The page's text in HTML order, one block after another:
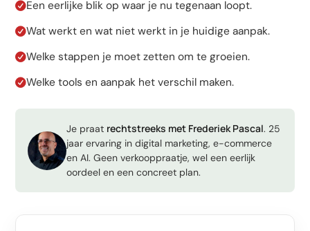
AI-agents
Marketing automation
Een eerlijke blik op waar je nu tegenaan loopt.
Wat werkt en wat niet werkt in je huidige aanpak.
Welke stappen je moet zetten om te groeien.
Welke tools en aanpak het verschil maken.
Je praat rechtstreeks met Frederiek Pascal. 25
jaar ervaring in digital marketing, e-commerce
en AI. Geen verkooppraatje, wel een eerlijk
oordeel en een concreet plan.